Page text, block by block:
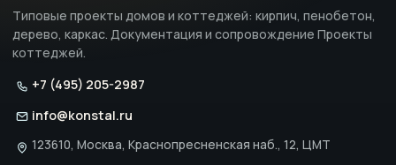
Типовые проекты домов и коттеджей: кирпич, пенобетон,
дерево, каркас. Документация и сопровождение Проекты
коттеджей.
+7 (495) 205-2987
info@konstal.ru
123610, Москва, Краснопресненская наб., 12, ЦМТ